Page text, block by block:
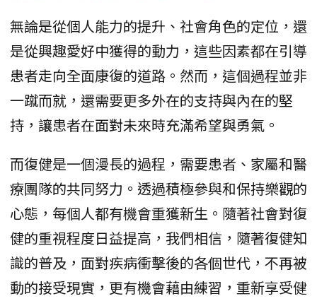
無論是從個人能力的提升、社會角色的定位，還
是從興趣愛好中獲得的動力，這些因素都在引導
患者走向全面康復的道路。然而，這個過程並非
一蹴而就，還需要更多外在的支持與內在的堅
持，讓患者在面對未來時充滿希望與勇氣。
而復健是一個漫長的過程，需要患者、家屬和醫
療團隊的共同努力。透過積極參與和保持樂觀的
心態，每個人都有機會重獲新生。隨著社會對復
健的重視程度日益提高，我們相信，隨著復健知
識的普及，面對疾病衝擊後的各個世代，不再被
動的接受現實，更有機會藉由練習，重新享受健